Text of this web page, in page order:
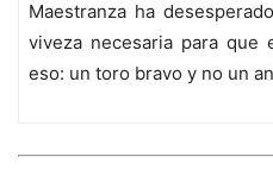
Maestranza ha
viveza necesaria para que
eso: un toro bravo y no un